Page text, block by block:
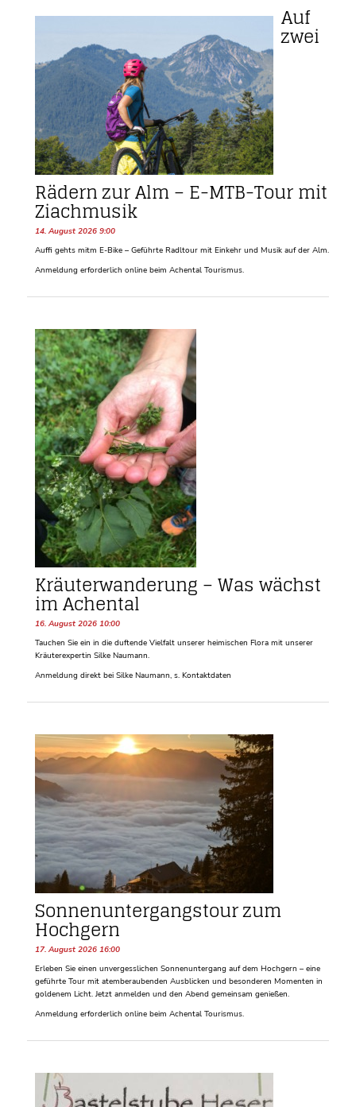
Auf
zwei
Rädern zur Alm – E-MTB-Tour mit
Ziachmusik
14. August 2026 9:00
Auffi gehts mitm E-Bike – Geführte Radltour mit Einkehr und Musik auf der Alm.
Anmeldung erforderlich online beim Achental Tourismus.
Kräuterwanderung – Was wächst
im Achental
16. August 2026 10:00
Tauchen Sie ein in die duftende Vielfalt unserer heimischen Flora mit unserer
Kräuterexpertin Silke Naumann.
Anmeldung direkt bei Silke Naumann, s. Kontaktdaten
Sonnenuntergangstour zum
Hochgern
17. August 2026 16:00
Erleben Sie einen unvergesslichen Sonnenuntergang auf dem Hochgern – eine
geführte Tour mit atemberaubenden Ausblicken und besonderen Momenten in
goldenem Licht. Jetzt anmelden und den Abend gemeinsam genießen.
Anmeldung erforderlich online beim Achental Tourismus.